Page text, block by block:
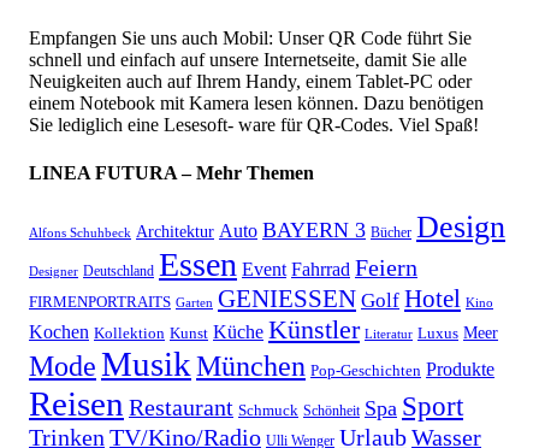
Empfangen Sie uns auch Mobil: Unser QR Code führt Sie
schnell und einfach auf unsere Internetseite, damit Sie alle
Neuigkeiten auch auf Ihrem Handy, einem Tablet-PC oder
einem Notebook mit Kamera lesen können. Dazu benötigen
Sie lediglich eine Lesesoft- ware für QR-Codes. Viel Spaß!
LINEA FUTURA – Mehr Themen
Alfons Schuhbeck Architektur Auto BAYERN 3 Bücher Design
Designer Deutschland Essen Event Fahrrad Feiern
FIRMENPORTRAITS Garten GENIESSEN Golf Hotel Kino
Kochen Kollektion Kunst Küche Künstler Literatur Luxus Meer
ModeMusikMünchen Pop-Geschichten Produkte
Reisen Restaurant Schmuck Schönheit Spa Sport
Trinken TV/Kino/Radio Ulli Wenger UrlaubWasser